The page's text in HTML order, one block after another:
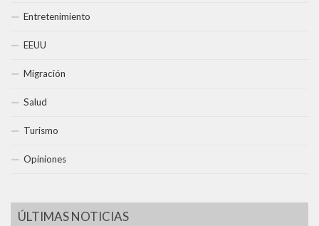
Entretenimiento
EEUU
Migración
Salud
Turismo
Opiniones
ÚLTIMAS NOTICIAS